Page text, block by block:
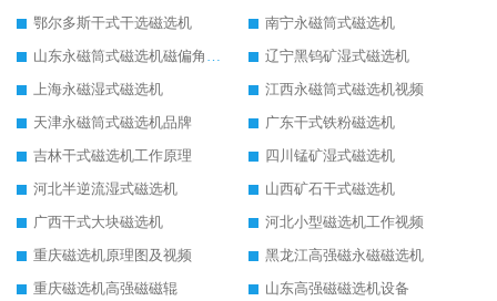
鄂尔多斯干式干选磁选机
南宁永磁筒式磁选机
山东永磁筒式磁选机磁偏角怎么调整
辽宁黑钨矿湿式磁选机
上海永磁湿式磁选机
江西永磁筒式磁选机视频
天津永磁筒式磁选机品牌
广东干式铁粉磁选机
吉林干式磁选机工作原理
四川锰矿湿式磁选机
河北半逆流湿式磁选机
山西矿石干式磁选机
广西干式大块磁选机
河北小型磁选机工作视频
重庆磁选机原理图及视频
黑龙江高强磁永磁磁选机
重庆磁选机高强磁磁辊
山东高强磁磁选机设备